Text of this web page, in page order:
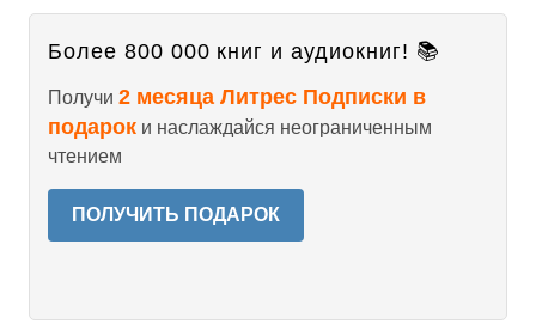
Более 800 000 книг и аудиокниг! 📚
Получи 2 месяца Литрес Подписки в
подарок и наслаждайся неограниченным
чтением
ПОЛУЧИТЬ ПОДАРОК